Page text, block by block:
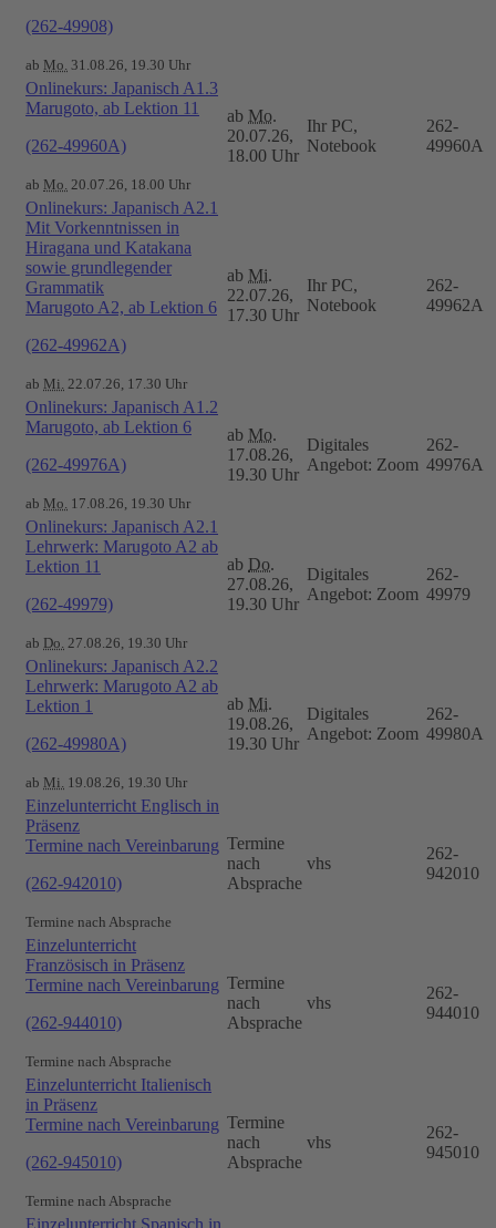
(262-49908)
ab Mo. 31.08.26, 19.30 Uhr
Onlinekurs: Japanisch A1.3
Marugoto, ab Lektion 11
(262-49960A)
ab Mo. 20.07.26, 18.00 Uhr
ab Mo.
20.07.26,
18.00 Uhr
Ihr PC,
Notebook
262-
49960A
Onlinekurs: Japanisch A2.1
Mit Vorkenntnissen in
Hiragana und Katakana
sowie grundlegender
Grammatik
Marugoto A2, ab Lektion 6
(262-49962A)
ab Mi. 22.07.26, 17.30 Uhr
ab Mi.
22.07.26,
17.30 Uhr
Ihr PC,
Notebook
262-
49962A
Onlinekurs: Japanisch A1.2
Marugoto, ab Lektion 6
(262-49976A)
ab Mo. 17.08.26, 19.30 Uhr
ab Mo.
17.08.26,
19.30 Uhr
Digitales
Angebot: Zoom
262-
49976A
Onlinekurs: Japanisch A2.1
Lehrwerk: Marugoto A2 ab
Lektion 11
(262-49979)
ab Do. 27.08.26, 19.30 Uhr
ab Do.
27.08.26,
19.30 Uhr
Digitales
Angebot: Zoom
262-
49979
Onlinekurs: Japanisch A2.2
Lehrwerk: Marugoto A2 ab
Lektion 1
(262-49980A)
ab Mi. 19.08.26, 19.30 Uhr
ab Mi.
19.08.26,
19.30 Uhr
Digitales
Angebot: Zoom
262-
49980A
Einzelunterricht Englisch in
Präsenz
Termine nach Vereinbarung
(262-942010)
Termine nach Absprache
Termine
nach
Absprache
vhs
262-
942010
Einzelunterricht
Französisch in Präsenz
Termine nach Vereinbarung
(262-944010)
Termine nach Absprache
Termine
nach
Absprache
vhs
262-
944010
Einzelunterricht Italienisch
in Präsenz
Termine nach Vereinbarung
(262-945010)
Termine nach Absprache
Termine
nach
Absprache
vhs
262-
945010